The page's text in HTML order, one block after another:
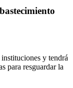
y tendrá
para resguardar la